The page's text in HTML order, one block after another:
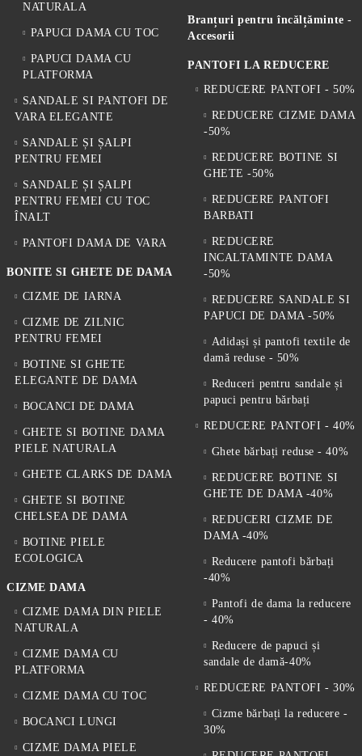
NATURALA
PAPUCI DAMA CU TOC
PAPUCI DAMA CU
PLATFORMA
SANDALE SI PANTOFI DE
VARA ELEGANTE
SANDALE ȘI ȘALPI
PENTRU FEMEI
SANDALE ȘI ȘALPI
PENTRU FEMEI CU TOC
ÎNALT
PANTOFI DAMA DE VARA
BONITE SI GHETE DE DAMA
CIZME DE IARNA
CIZME DE ZILNIC
PENTRU FEMEI
BOTINE SI GHETE
ELEGANTE DE DAMA
BOCANCI DE DAMA
GHETE SI BOTINE DAMA
PIELE NATURALA
GHETE CLARKS DE DAMA
GHETE SI BOTINE
CHELSEA DE DAMA
BOTINE PIELE
ECOLOGICA
CIZME DAMA
CIZME DAMA DIN PIELE
NATURALA
CIZME DAMA CU
PLATFORMA
CIZME DAMA CU TOC
BOCANCI LUNGI
CIZME DAMA PIELE
Branțuri pentru încălțăminte -
Accesorii
PANTOFI LA REDUCERE
REDUCERE PANTOFI - 50%
REDUCERE CIZME DAMA
-50%
REDUCERE BOTINE SI
GHETE -50%
REDUCERE PANTOFI
BARBATI
REDUCERE
INCALTAMINTE DAMA
-50%
REDUCERE SANDALE SI
PAPUCI DE DAMA -50%
Adidași și pantofi textile de
damă reduse - 50%
Reduceri pentru sandale și
papuci pentru bărbați
REDUCERE PANTOFI - 40%
Ghete bărbați reduse - 40%
REDUCERE BOTINE SI
GHETE DE DAMA -40%
REDUCERI CIZME DE
DAMA -40%
Reducere pantofi bărbați
-40%
Pantofi de dama la reducere
- 40%
Reducere de papuci și
sandale de damă-40%
REDUCERE PANTOFI - 30%
Cizme bărbați la reducere -
30%